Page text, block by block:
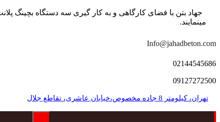
مینمایند.
Info@jahadbeton.com
02144545686
09127272500
تهران، کیلومتر 8 جاده مخصوص،خیابان عاشری، تقاطع جلال